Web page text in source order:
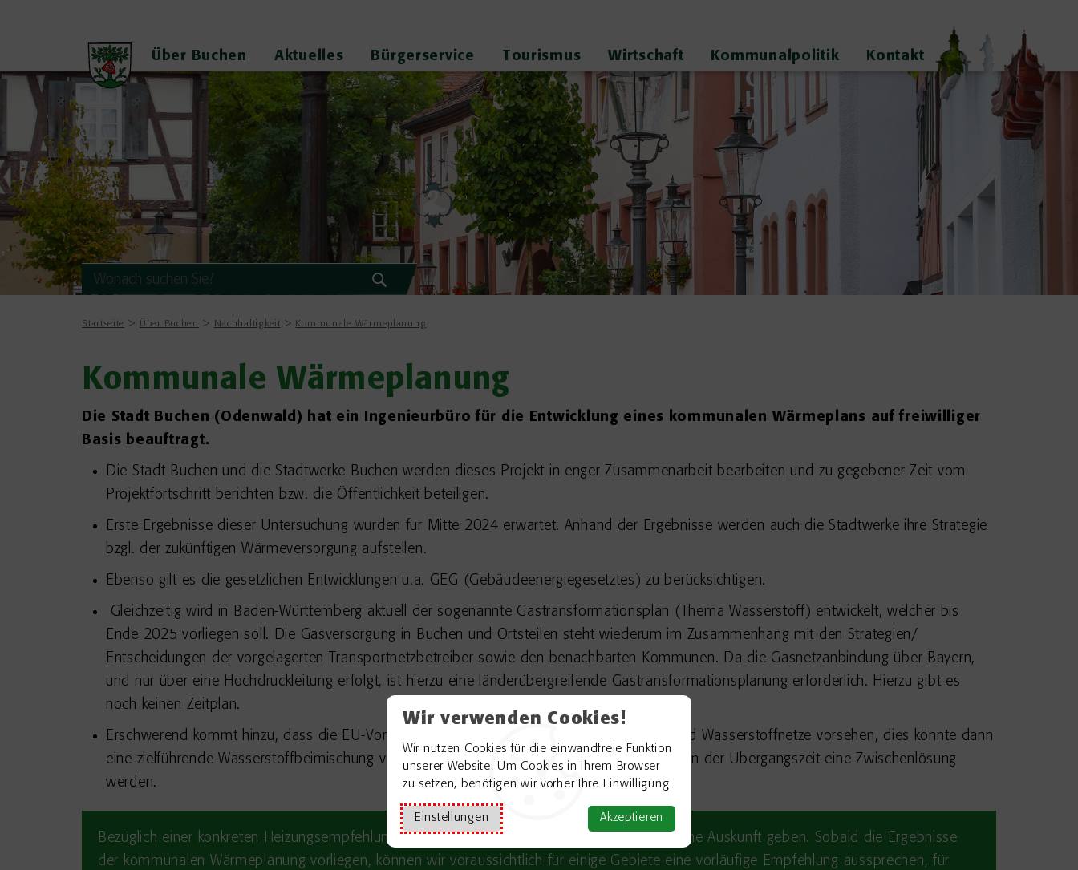
Wir verwenden Cookies!
Wir nutzen Cookies für die einwandfreie Funktion
unserer Website. Um Cookies in Ihrem Browser
zu setzen, benötigen wir vorher Ihre Einwilligung.
Einstellungen Akzeptieren
Über Buchen Aktuelles Bürgerservice Tourismus Wirtschaft Kommunalpolitik Kontakt
Startseite Über Buchen Nachhaltigkeit Kommunale Wärmeplanung
Kommunale Wärmeplanung
Die Stadt Buchen (Odenwald) hat ein Ingenieurbüro für die Entwicklung eines kommunalen Wärmeplans auf freiwilliger
Basis beauftragt.
Die Stadt Buchen und die Stadtwerke Buchen werden dieses Projekt in enger Zusammenarbeit bearbeiten und zu gegebener Zeit vom
Projektfortschritt berichten bzw. die Öffentlichkeit beteiligen.
Erste Ergebnisse dieser Untersuchung wurden für Mitte 2024 erwartet. Anhand der Ergebnisse werden auch die Stadtwerke ihre Strategie
bzgl. der zukünftigen Wärmeversorgung aufstellen.
Ebenso gilt es die gesetzlichen Entwicklungen u.a. GEG (Gebäudeenergiegesetztes) zu berücksichtigen.
Gleichzeitig wird in Baden-Württemberg aktuell der sogenannte Gastransformationsplan (Thema Wasserstoff) entwickelt, welcher bis
Ende 2025 vorliegen soll. Die Gasversorgung in Buchen und Ortsteilen steht wiederum im Zusammenhang mit den Strategien/
Entscheidungen der vorgelagerten Transportnetzbetreiber sowie den benachbarten Kommunen. Da die Gasnetzanbindung über Bayern,
und nur über eine Hochdruckleitung erfolgt, ist hierzu eine länderübergreifende Gastransformationsplanung erforderlich. Hierzu gibt es
noch keinen Zeitplan.
Erschwerend kommt hinzu, dass die EU-Vorgaben eine rechtliche Trennung von Erdgas- und Wasserstoffnetze vorsehen, dies könnte dann
eine zielführende Wasserstoffbeimischung verhindern. Auch Wasserstoffinselnetze könnten in der Übergangszeit eine Zwischenlösung
werden.
Bezüglich einer konkreten Heizungsempfehlung können wir daher zum aktuellen Zeitpunkt keine Auskunft geben. Sobald die Ergebnisse
der kommunalen Wärmeplanung vorliegen, können wir voraussichtlich für einige Gebiete eine vorläufige Empfehlung aussprechen, für